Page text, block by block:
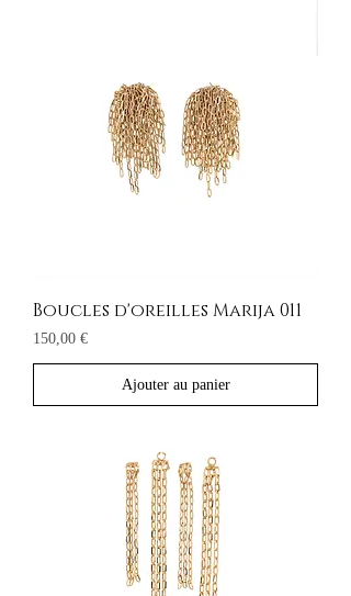
Boucles d'oreilles Marija 011
Prix
150,00 €
Ajouter au panier